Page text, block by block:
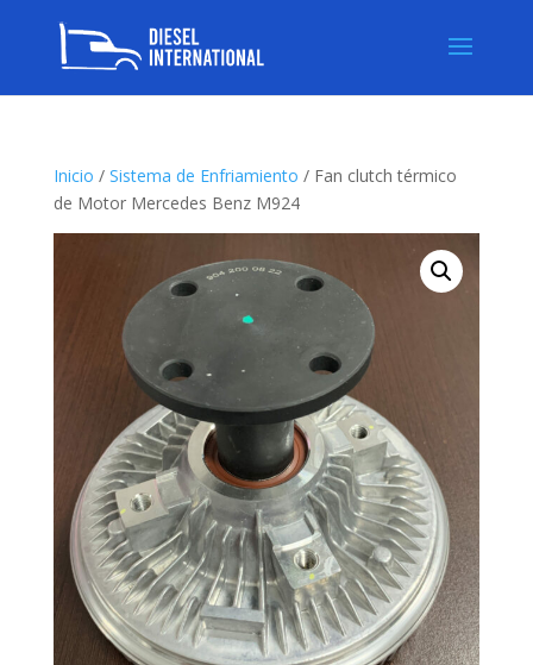
Inicio / Sistema de Enfriamiento / Fan clutch térmico
de Motor Mercedes Benz M924